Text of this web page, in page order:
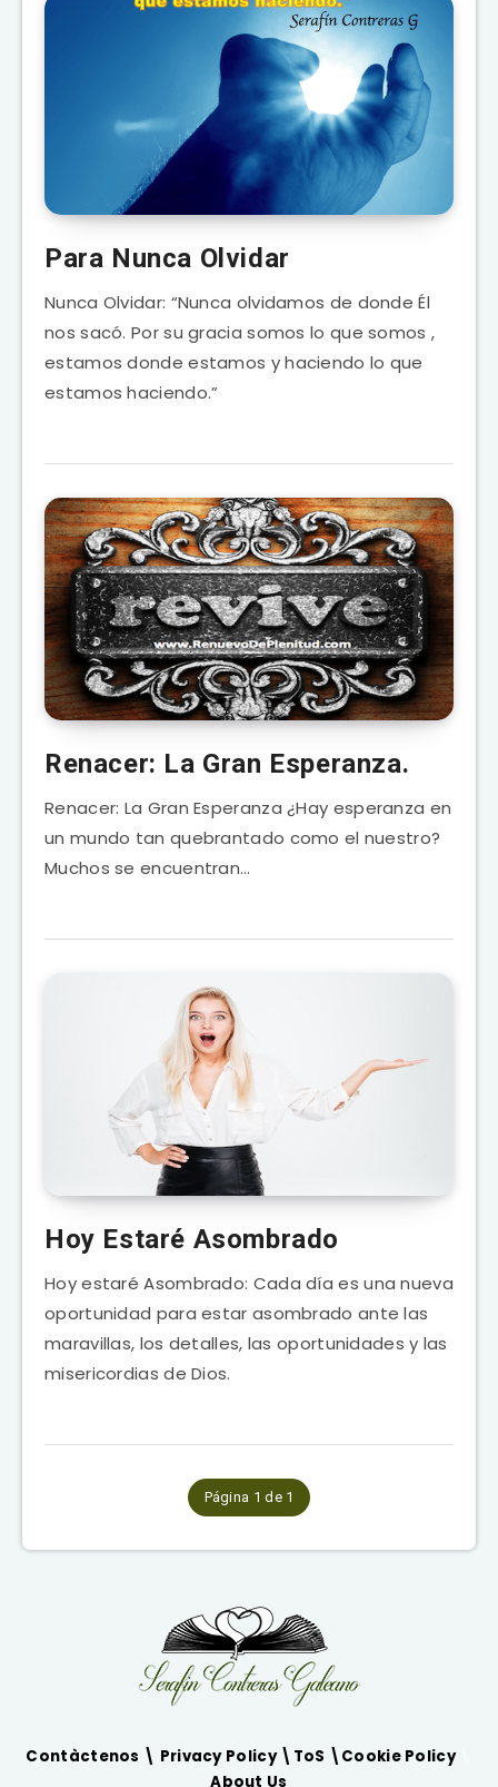
Para Nunca Olvidar
Nunca Olvidar: “Nunca olvidamos de donde Él
nos sacó. Por su gracia somos lo que somos ,
estamos donde estamos y haciendo lo que
estamos haciendo.”
Renacer: La Gran Esperanza.
Renacer: La Gran Esperanza ¿Hay esperanza en
un mundo tan quebrantado como el nuestro?
Muchos se encuentran…
Hoy Estaré Asombrado
Hoy estaré Asombrado: Cada día es una nueva
oportunidad para estar asombrado ante las
maravillas, los detalles, las oportunidades y las
misericordias de Dios.
Página 1 de 1
Contàctenos \ Privacy Policy \ ToS \ Cookie Policy\
About Us